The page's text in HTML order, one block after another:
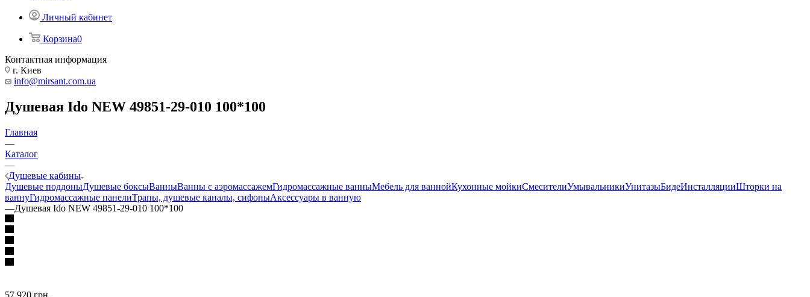
Личный кабинет
Корзина0
Контактная информация
г. Киев
info@mirsant.com.ua
Душевая Ido NEW 49851-29-010 100*100
Главная
—
Каталог
—
Душевые кабины
Душевые поддоныДушевые боксыВанныВанны с аэромассажемГидромассажные ванныМебель для ваннойКухонные мойкиСмесителиУмывальникиУнитазыБидеИнсталляцииШторки на
ваннуГидромассажные панелиТрапы, душевые каналы, сифоныАксессуары в ванную
—Душевая Ido NEW 49851-29-010 100*100
57 920 грн.